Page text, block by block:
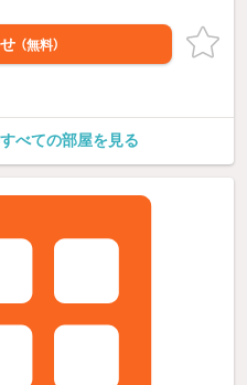
（無料）
べての部屋を見る